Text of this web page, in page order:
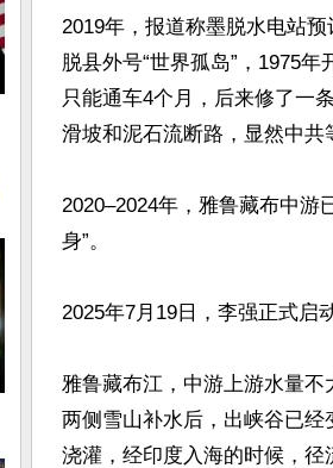
2019年，报道称墨脱水电站
脱县外号“世界孤岛”，1975
只能通车4个月，后来修了一
滑坡和泥石流断路，显然中共
2020–2024年，雅鲁藏布中游
身”。
2025年7月19日，李强正式启
雅鲁藏布江，中游上游水量
两侧雪山补水后，出峡谷已
浇灌，经印度入海的时候，